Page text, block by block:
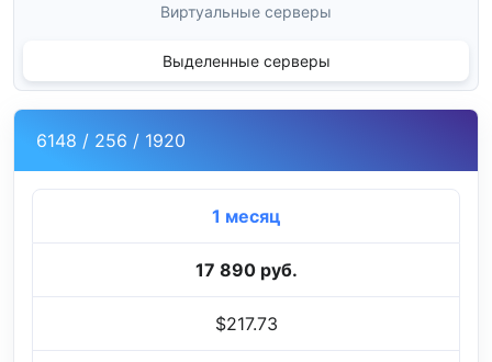
Виртуальные серверы
Выделенные серверы
6148 / 256 / 1920
1 месяц
17 890 руб.
$217.73